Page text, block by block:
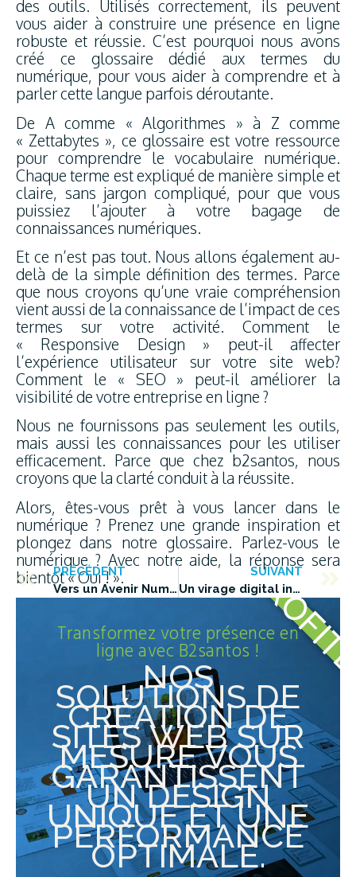
des outils. Utilisés correctement, ils peuvent
vous aider à construire une présence en ligne
robuste et réussie. C’est pourquoi nous avons
créé ce glossaire dédié aux termes du
numérique, pour vous aider à comprendre et à
parler cette langue parfois déroutante.
De A comme « Algorithmes » à Z comme
« Zettabytes », ce glossaire est votre ressource
pour comprendre le vocabulaire numérique.
Chaque terme est expliqué de manière simple et
claire, sans jargon compliqué, pour que vous
puissiez l’ajouter à votre bagage de
connaissances numériques.
Et ce n’est pas tout. Nous allons également au-
delà de la simple définition des termes. Parce
que nous croyons qu’une vraie compréhension
vient aussi de la connaissance de l’impact de ces
termes sur votre activité. Comment le
« Responsive Design » peut-il affecter
l’expérience utilisateur sur votre site web?
Comment le « SEO » peut-il améliorer la
visibilité de votre entreprise en ligne ?
Nous ne fournissons pas seulement les outils,
mais aussi les connaissances pour les utiliser
efficacement. Parce que chez b2santos, nous
croyons que la clarté conduit à la réussite.
Alors, êtes-vous prêt à vous lancer dans le
numérique ? Prenez une grande inspiration et
plongez dans notre glossaire. Parlez-vous le
numérique ? Avec notre aide, la réponse sera
bientôt « Oui ! ».
PRÉCÉDENT
Vers un Avenir Numérique Brillant: Réservez votre place pour Go Entrepreneurs 2024 par France Num
SUIVANT
Un virage digital inévitable, rendez-vous au Salon Global Industrie 2024 avec France Num.
Transformez votre présence en
ligne avec B2santos !
NOS
SOLUTIONS DE
CRÉATION DE
SITES WEB SUR
MESURE VOUS
GARANTISSENT
UN DESIGN
UNIQUE ET UNE
PERFORMANCE
OPTIMALE.